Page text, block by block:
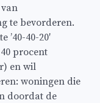
te bevorderen.
40-20′
procent
en wil
woningen die
doordat de